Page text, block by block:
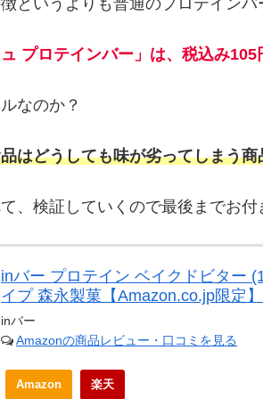
ュ プロテインバー」は、税込み
なのか？
はどうしても味が劣ってしまう
、検証していくので最後までお付
inバー プロテイン ベイクドビター
イプ 森永製菓【Amazon.co.jp限定】
inバー
Amazonの商品レビュー・口コミを見る
Amazon 楽天